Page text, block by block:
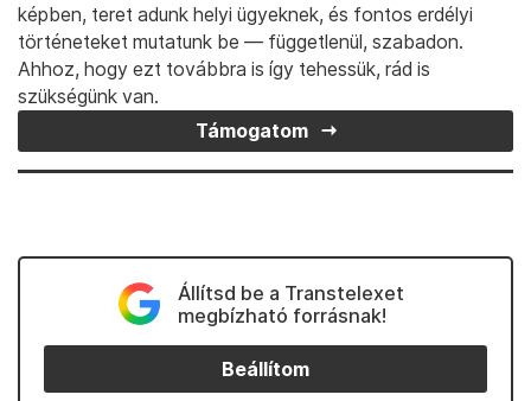
képben, teret adunk helyi ügyeknek, és fontos erdélyi
történeteket mutatunk be — függetlenül, szabadon.
Ahhoz, hogy ezt továbbra is így tehessük, rád is
szükségünk van.
Támogatom
Állítsd be a Transtelexet
megbízható forrásnak!
Beállítom